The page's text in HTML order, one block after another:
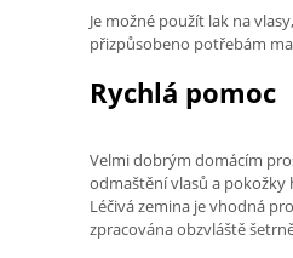
Je možné použít lak na
přizpůsobeno potřebám
Rychlá pomoc
Velmi dobrým domácím
odmaštění vlasů a pokožky
Léčivá zemina je vhodná
zpracována obzvláště